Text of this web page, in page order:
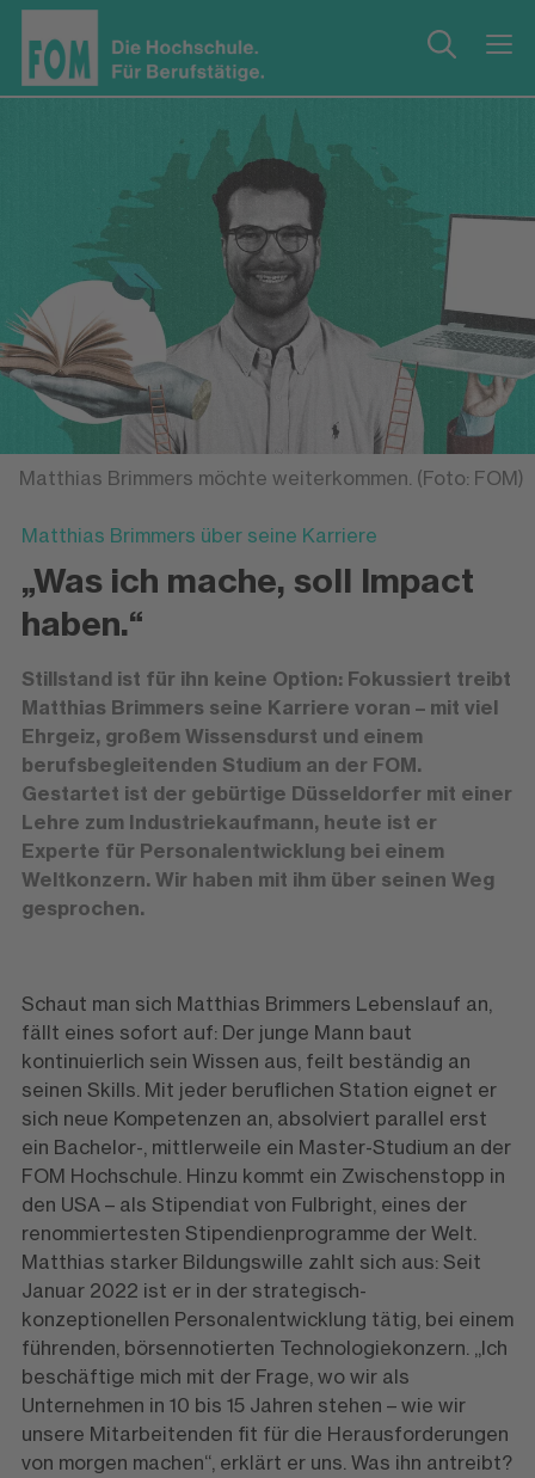
Matthias Brimmers möchte weiterkommen. (Foto: FOM)
Matthias Brimmers über seine Karriere
„Was ich mache, soll Impact
haben.“
Stillstand ist für ihn keine Option: Fokussiert treibt
Matthias Brimmers seine Karriere voran – mit viel
Ehrgeiz, großem Wissensdurst und einem
berufsbegleitenden Studium an der FOM.
Gestartet ist der gebürtige Düsseldorfer mit einer
Lehre zum Industriekaufmann, heute ist er
Experte für Personalentwicklung bei einem
Weltkonzern. Wir haben mit ihm über seinen Weg
gesprochen.
Schaut man sich Matthias Brimmers Lebenslauf an,
fällt eines sofort auf: Der junge Mann baut
kontinuierlich sein Wissen aus, feilt beständig an
seinen Skills. Mit jeder beruflichen Station eignet er
sich neue Kompetenzen an, absolviert parallel erst
ein Bachelor-, mittlerweile ein Master-Studium an der
FOM Hochschule. Hinzu kommt ein Zwischenstopp in
den USA – als Stipendiat von Fulbright, eines der
renommiertesten Stipendienprogramme der Welt.
Matthias starker Bildungswille zahlt sich aus: Seit
Januar 2022 ist er in der strategisch-
konzeptionellen Personalentwicklung tätig, bei einem
führenden, börsennotierten Technologiekonzern. „Ich
beschäftige mich mit der Frage, wo wir als
Unternehmen in 10 bis 15 Jahren stehen – wie wir
unsere Mitarbeitenden fit für die Herausforderungen
von morgen machen“, erklärt er uns. Was ihn antreibt?